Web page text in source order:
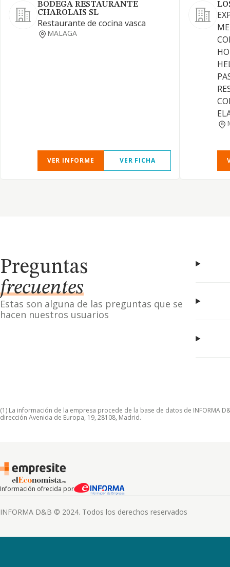
BODEGA RESTAURANTE
CHAROLAIS SL
Restaurante de cocina vasca
MALAGA
VER INFORME VER FICHA
Preguntas
frecuentes
Estas son alguna de las preguntas que se
hacen nuestros usuarios
(1) La información de la empresa procede de la base de datos de INFORMA
dirección Avenida de Europa, 19, 28108, Madrid.
Información ofrecida por
INFORMA D&B © 2024. Todos los derechos reservados